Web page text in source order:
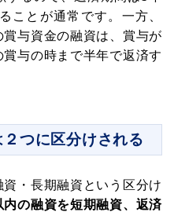
ことが通常です。一方、
与資金の融資は、賞与が
与の時まで半年で返済す
つに区分けされる
・長期融資という区分け
内の融資を短期融資、返済